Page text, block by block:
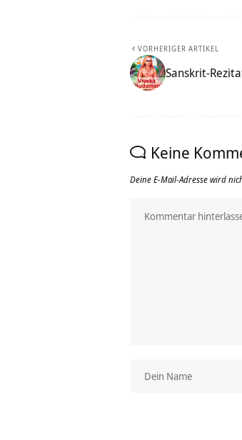
VORHERIGER ARTIKEL
Sanskrit-
Keine
Deine E-Mail-Adresse wird